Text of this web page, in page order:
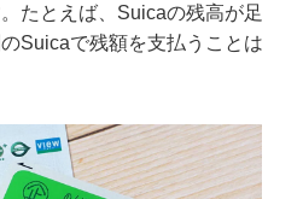
たとえば、Suicaの残高が足
Suicaで残額を支払うことは